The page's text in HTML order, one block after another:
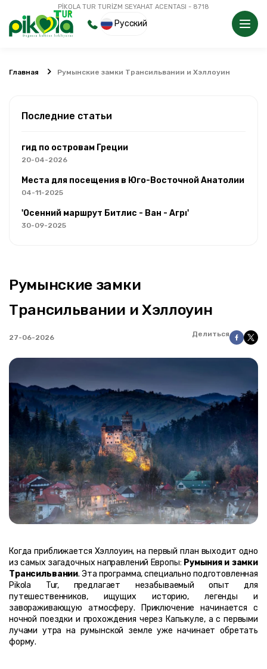
PİKOLA TUR TURİZM SEYAHAT ACENTASI - 8718
Русский
Главная Румынские замки Трансильвании и Хэллоуин
Румынские замки
Трансильвании и Хэллоуин
27-06-2026 Делиться
Когда приближается Хэллоуин, на первый план выходит одно
из самых загадочных направлений Европы: Румыния и замки
Трансильвании. Эта программа, специально подготовленная
Pikola Tur, предлагает незабываемый опыт для
путешественников, ищущих историю, легенды и
завораживающую атмосферу. Приключение начинается с
ночной поездки и прохождения через Капыкуле, а с первыми
лучами утра на румынской земле уже начинает обретать
форму.
Последние статьи
гид по островам Греции
20-04-2026
Места для посещения в Юго-Восточной Анатолии
04-11-2025
'Осенний маршрут Битлис - Ван - Агрı'
30-09-2025